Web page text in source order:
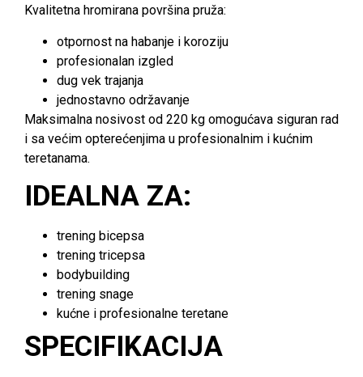
Kvalitetna hromirana površina pruža:
otpornost na habanje i koroziju
profesionalan izgled
dug vek trajanja
jednostavno održavanje
Maksimalna nosivost od 220 kg omogućava siguran rad
i sa većim opterećenjima u profesionalnim i kućnim
teretanama.
IDEALNA ZA:
trening bicepsa
trening tricepsa
bodybuilding
trening snage
kućne i profesionalne teretane
SPECIFIKACIJA